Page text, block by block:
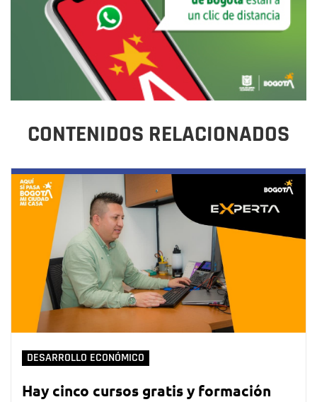
CONTENIDOS RELACIONADOS
DESARROLLO ECONÓMICO
Hay cinco cursos gratis y formación